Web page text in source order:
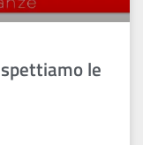
le